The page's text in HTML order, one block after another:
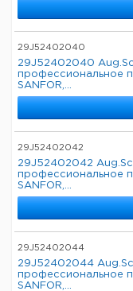
29J52402040
29J52402040
профессиональное
SANFOR,...
29J52402042
29J52402042
профессиональное
SANFOR,...
29J52402044
29J52402044
профессиональное
SANFOR,...